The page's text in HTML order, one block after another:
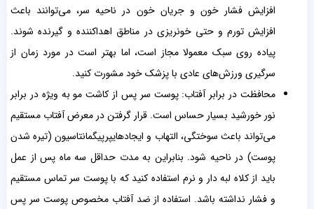
افزایش فشار خون و جریان خون در ناحیه سر، می‌توانند باعث
افزایش تورم و حتی خونریزی در مناطق اهداکننده و گیرنده شوند.
پیاده روی سبک معمولا مجاز است، اما بهتر است در مورد زمان از
سرگیری ورزش‌های عادی با پزشک خود مشورت کنید.
محافظت در برابر آفتاب: پوست سر پس از کاشت مو به ویژه در برابر
نور خورشید بسیار حساس است. قرار گرفتن در معرض آفتاب مستقیم
می‌تواند باعث سوختگی، التهاب و ایجاد‌هایپرپیگمانتاسیون (تیره شدن
پوست) در ناحیه شود. بنابراین به مدت حداقل سه ماه پس از عمل
باید از کلاه لبه دار و نرم استفاده کنید که با پوست سر تماس مستقیم
و فشار نداشته باشد. استفاده از ضد آفتاب مخصوص پوست سر پس